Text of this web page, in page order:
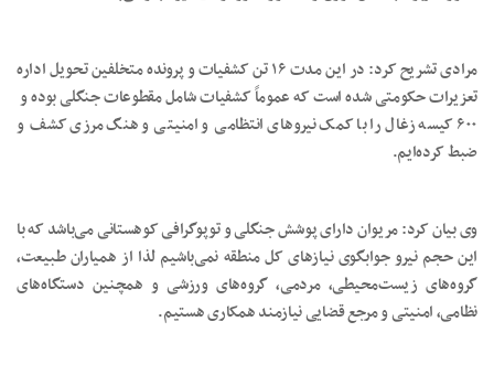
مرادی تشریح کرد: در این مدت ۱۶ تن کشفیات و پرونده متخلفین تحویل اداره
تعزیرات حکومتی شده است که عموماً کشفیات شامل مقطوعات جنگلی بوده و
۶۰۰ کیسه زغال را با کمک نیروهای انتظامی و امنیتی و هنگ مرزی کشف و
ضبط کرده‌ایم.
وی بیان کرد: مریوان دارای پوشش جنگلی و توپوگرافی کوهستانی می‌باشد که با
این حجم نیرو جوابگوی نیازهای کل منطقه نمی‌باشیم لذا از همیاران طبیعت،
گروه‌های زیست‌محیطی، مردمی، گروه‌های ورزشی و همچنین دستگاه‌های
نظامی، امنیتی و مرجع قضایی نیازمند همکاری هستیم.